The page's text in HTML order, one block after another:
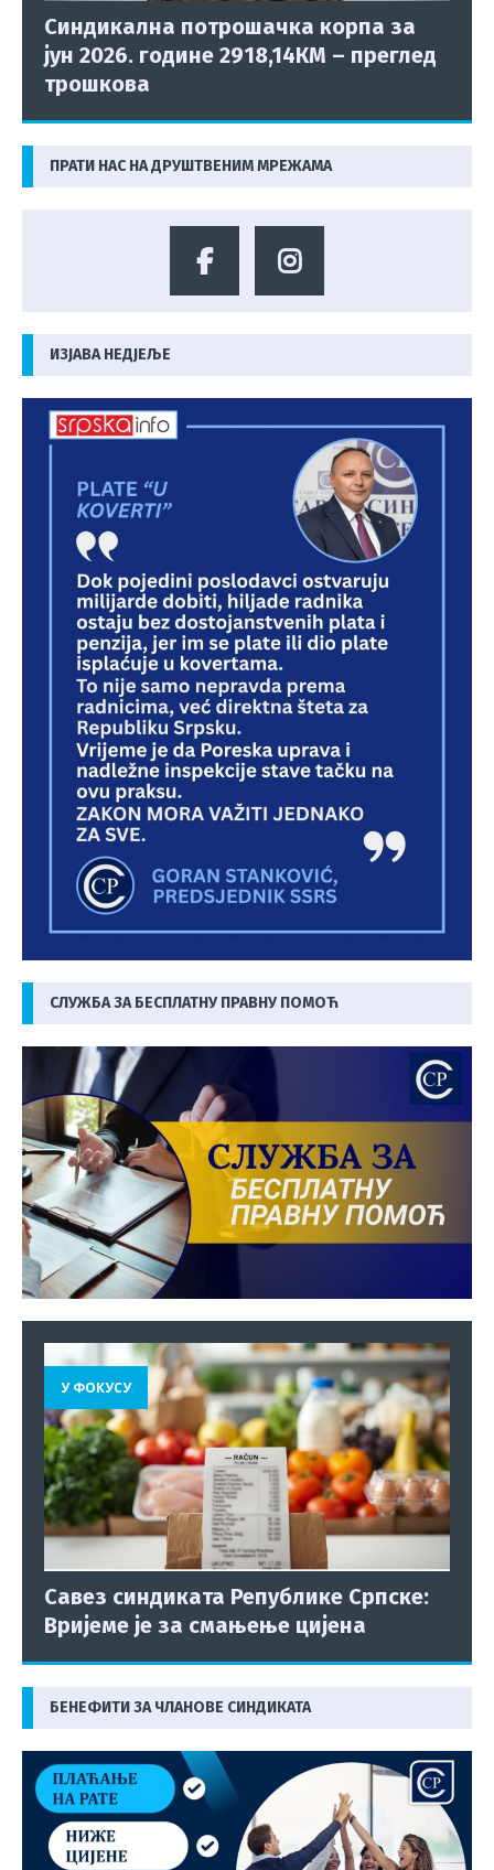
Синдикална потрошачка корпа за
јун 2026. године 2918,14КМ – преглед
трошкова
ПРАТИ НАС НА ДРУШТВЕНИМ МРЕЖАМА
ИЗЈАВА НЕДЈЕЉЕ
СЛУЖБА ЗА БЕСПЛАТНУ ПРАВНУ ПОМОЋ
У ФОКУСУ
Савез синдиката Републике Српске:
Вријеме је за смањење цијена
БЕНЕФИТИ ЗА ЧЛАНОВЕ СИНДИКАТА